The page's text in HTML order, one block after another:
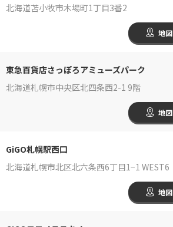
北海道苫小牧市木場町1丁目3番2
地図
東急百貨店さっぽろアミューズパーク
北海道札幌市中央区北四条西2-1 9階
地図
GiGO札幌駅西口
北海道札幌市北区北六条西6丁目1−1 WEST6
地図